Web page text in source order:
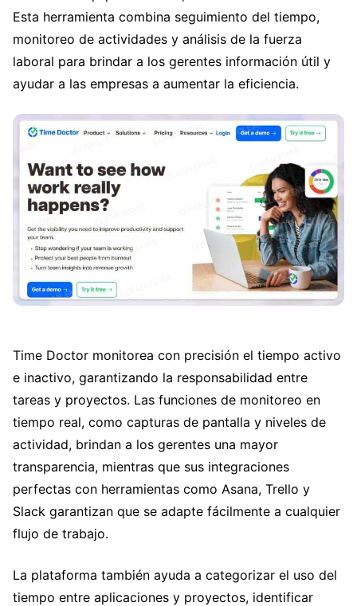
Esta herramienta combina seguimiento del tiempo,
monitoreo de actividades y análisis de la fuerza
laboral para brindar a los gerentes información útil y
ayudar a las empresas a aumentar la eficiencia.
Time Doctor monitorea con precisión el tiempo activo
e inactivo, garantizando la responsabilidad entre
tareas y proyectos. Las funciones de monitoreo en
tiempo real, como capturas de pantalla y niveles de
actividad, brindan a los gerentes una mayor
transparencia, mientras que sus integraciones
perfectas con herramientas como Asana, Trello y
Slack garantizan que se adapte fácilmente a cualquier
flujo de trabajo.
La plataforma también ayuda a categorizar el uso del
tiempo entre aplicaciones y proyectos, identificar